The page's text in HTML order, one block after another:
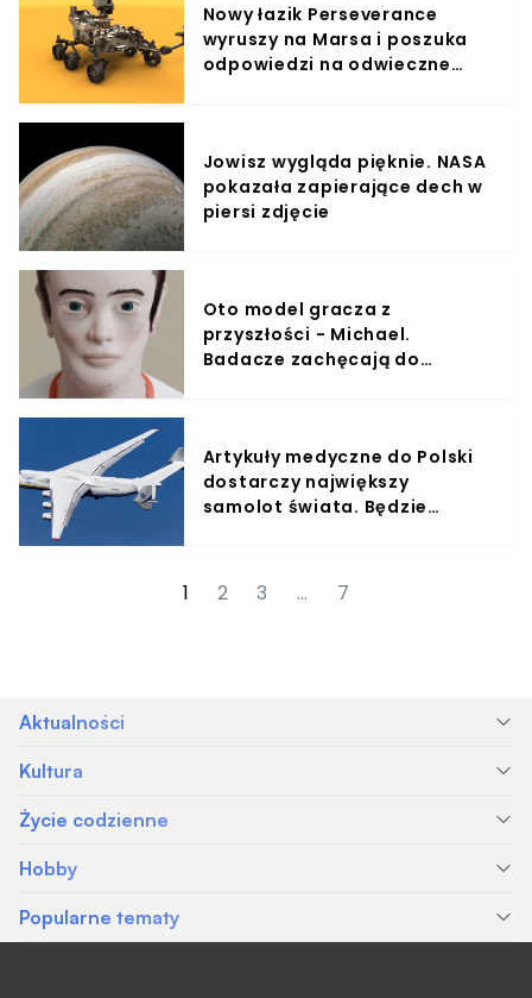
Nowy łazik Perseverance
wyruszy na Marsa i poszuka
odpowiedzi na odwieczne
Jowisz wygląda pięknie. NASA
pokazała zapierające dech w
piersi zdjęcie
Oto model gracza z
przyszłości - Michael.
Badacze zachęcają do
Artykuły medyczne do Polski
dostarczy największy
samolot świata. Będzie
1 2 3 … 7
Aktualności
Kultura
Życie codzienne
Hobby
Popularne tematy